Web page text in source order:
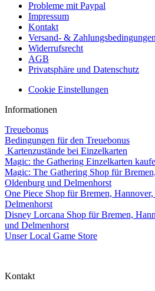
Probleme mit Paypal
Impressum
Kontakt
Versand- & Zahlungsbedingungen
Widerrufsrecht
AGB
Privatsphäre und Datenschutz
Cookie Einstellungen
Informationen
Treuebonus
Bedingungen für den Treuebonus
Kartenzustände bei Einzelkarten
Magic: the Gathering Einzelkarten
Magic: The Gathering Shop für
Oldenburg und Delmenhorst
One Piece Shop für Bremen,
Delmenhorst
Disney Lorcana Shop für Bremen,
und Delmenhorst
Unser Local Game Store
Kontakt